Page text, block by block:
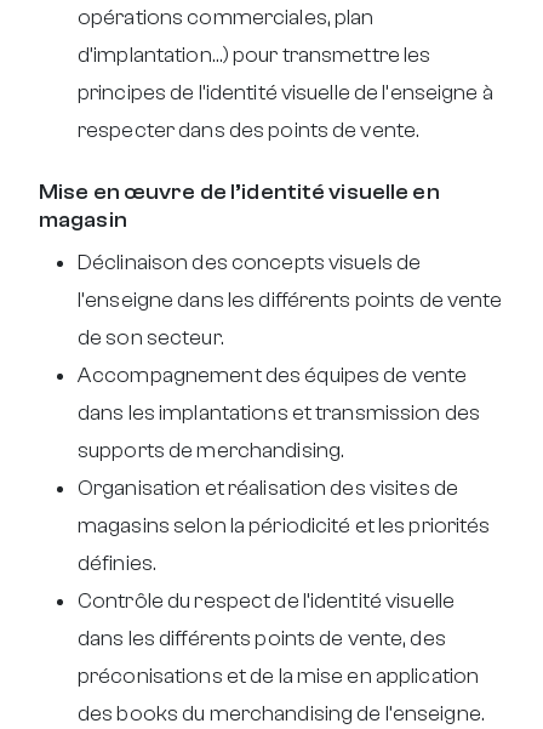
opérations commerciales, plan
d’implantation…) pour transmettre les
principes de l’identité visuelle de l’enseigne à
respecter dans des points de vente.
Mise en œuvre de l’identité visuelle en
magasin
Déclinaison des concepts visuels de
l’enseigne dans les différents points de vente
de son secteur.
Accompagnement des équipes de vente
dans les implantations et transmission des
supports de merchandising.
Organisation et réalisation des visites de
magasins selon la périodicité et les priorités
définies.
Contrôle du respect de l’identité visuelle
dans les différents points de vente, des
préconisations et de la mise en application
des books du merchandising de l’enseigne.